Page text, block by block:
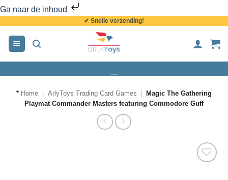
Ga naar de inhoud
✔ Snelle verzending!
* Home ArlyToys Trading Card Games
Magic The Gathering
Playmat Commander Masters featuring Commodore Guff